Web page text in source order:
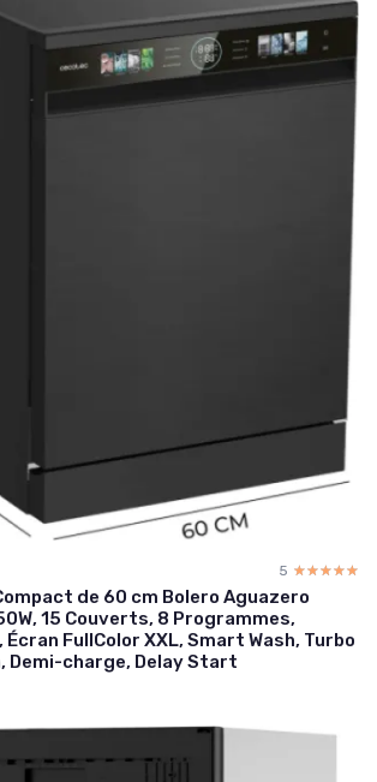
5 ☆☆☆☆☆
★★★★★
de 60 cm Bolero Aguazero
15 Couverts, 8 Programmes,
FullColor XXL, Smart Wash, Turbo
Demi-charge, Delay Start